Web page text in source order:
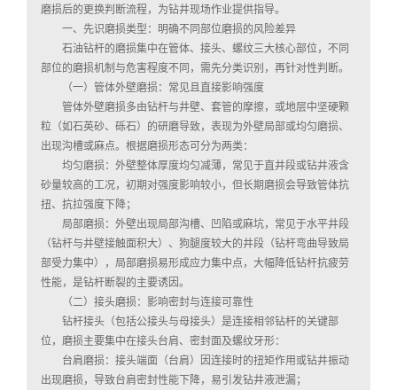
磨损后的更换判断流程，为钻井现场作业提供指导。
一、先识磨损类型：明确不同部位磨损的风险差异
石油钻杆的磨损集中在管体、接头、螺纹三大核心部位，不同
部位的磨损机制与危害程度不同，需先分类识别，再针对性判断。
（一）管体外壁磨损：常见且直接影响强度
管体外壁磨损多由钻杆与井壁、套管的摩擦，或地层中坚硬颗
粒（如石英砂、砾石）的研磨导致，表现为外壁局部或均匀磨损、
出现沟槽或麻点。根据磨损形态可分为两类：
均匀磨损：外壁整体厚度均匀减薄，常见于直井段或钻井液含
砂量较高的工况，初期对强度影响较小，但长期磨损会导致管体抗
扭、抗拉强度下降；
局部磨损：外壁出现局部沟槽、凹陷或麻坑，常见于水平井段
（钻杆与井壁接触面积大）、狗腿度较大的井段（钻杆弯曲导致局
部受力集中），局部磨损易形成应力集中点，大幅降低钻杆抗疲劳
性能，是钻杆断裂的主要诱因。
（二）接头磨损：影响密封与连接可靠性
钻杆接头（包括公接头与母接头）是连接相邻钻杆的关键部
位，磨损主要集中在接头台肩、密封面及螺纹牙形：
台肩磨损：接头端面（台肩）因连接时的扭矩作用或钻井振动
出现磨损，导致台肩密封性能下降，易引发钻井液泄漏；